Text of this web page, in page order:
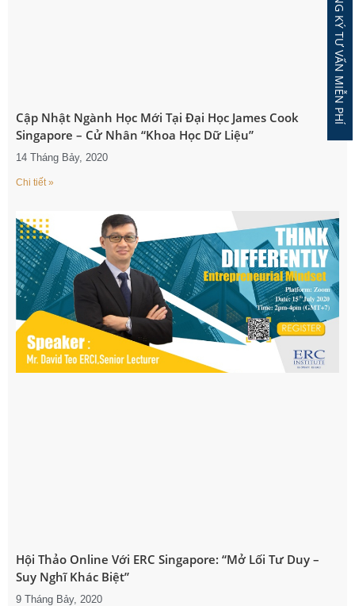
Cập Nhật Ngành Học Mới Tại Đại Học James Cook
Singapore – Cử Nhân “Khoa Học Dữ Liệu”
14 Tháng Bảy, 2020
Chi tiết »
Hội Thảo Online Với ERC Singapore: “Mở Lối Tư Duy –
Suy Nghĩ Khác Biệt”
9 Tháng Bảy, 2020
ĐĂNG KÝ TƯ VẤN MIỄN PHÍ